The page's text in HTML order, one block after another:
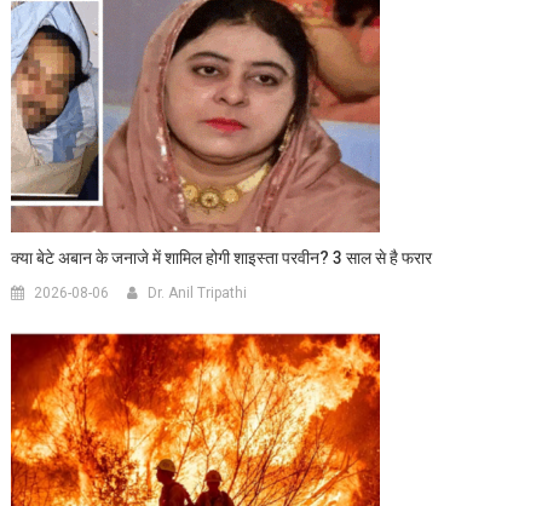
क्या बेटे अबान के जनाजे में शामिल होगी शाइस्ता परवीन? 3 साल से है फरार
2026-08-06 Dr. Anil Tripathi